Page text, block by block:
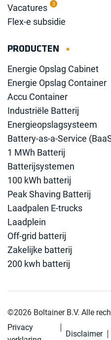
3
Vacatures
Flex-e subsidie
PRODUCTEN
Energie Opslag Cabinet
Energie Opslag Container
Accu Container
Industriële Batterij
Energieopslagsysteem
Battery-as-a-Service
1 MWh Batterij
Batterijsystemen
100 kWh batterij
Peak Shaving Batterij
Laadpalen E-trucks
Laadplein
Off-grid batterij
Zakelijke batterij
200 kwh batterij
©2026 Boltainer B.V. Alle
Privacy
Disclaimer